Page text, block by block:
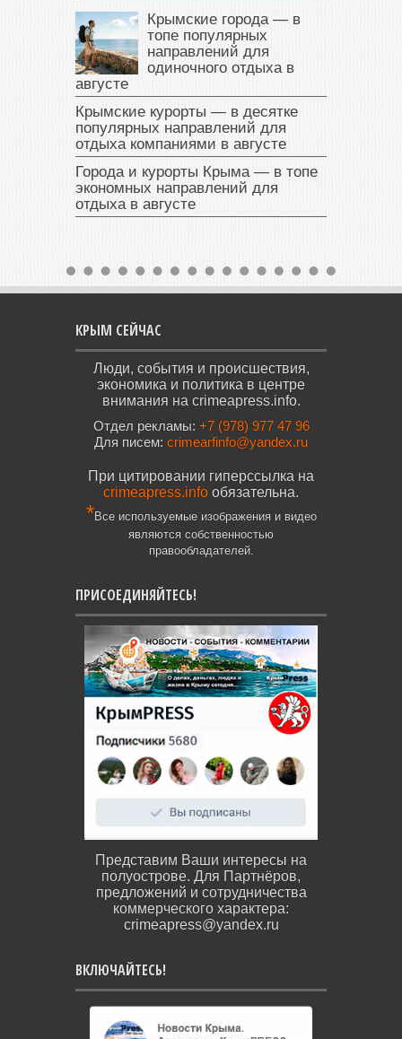
Крымские города — в
топе популярных
направлений для
одиночного отдыха в
августе
Крымские курорты — в десятке
популярных направлений для
отдыха компаниями в августе
Города и курорты Крыма — в топе
экономных направлений для
отдыха в августе
КРЫМ СЕЙЧАС
Люди, события и происшествия,
экономика и политика в центре
внимания на crimeapress.info.
Отдел рекламы: +7 (978) 977 47 96
Для писем: crimearfinfo@yandex.ru
При цитировании гиперссылка на
crimeapress.info обязательна.
*Все используемые изображения и видео
являются собственностью
правообладателей.
ПРИСОЕДИНЯЙТЕСЬ!
Представим Ваши интересы на
полуострове. Для Партнёров,
предложений и сотрудничества
коммерческого характера:
crimeapress@yandex.ru
ВКЛЮЧАЙТЕСЬ!